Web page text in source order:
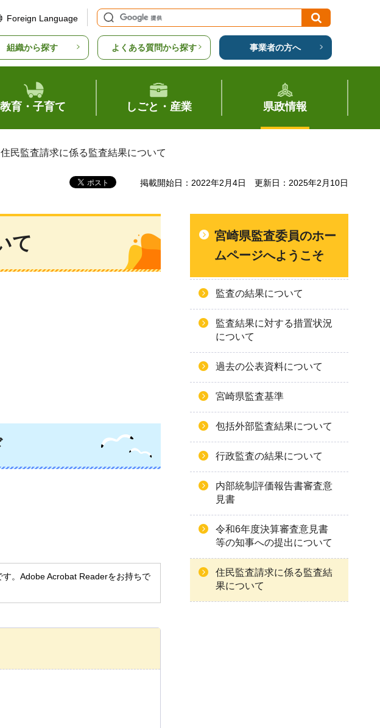
Foreign Language
組織から探す よくある質問から探す 事業者の方へ
教育・子育て しごと・産業 県政情報
民監査請求に係る監査結果について
掲載開始日：2022年2月4日 更新日：2025年2月10日
て
。Adobe Acrobat Readerをお持ちで
宮崎県監査委員のホー
ムページへようこそ
監査の結果について
監査結果に対する措置状況
について
過去の公表資料について
宮崎県監査基準
包括外部監査結果について
行政監査の結果について
内部統制評価報告書審査意
見書
令和6年度決算審査意見書
等の知事への提出について
住民監査請求に係る監査結
果について